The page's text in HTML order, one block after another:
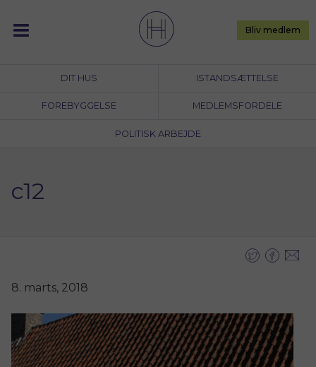
content
DIT HUS ISTANDSÆTTELSE
FOREBYGGELSE MEDLEMSFORDELE
POLITISK ARBEJDE
Bliv medlem
c12
8. marts, 2018